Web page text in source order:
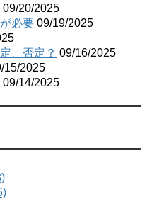
09/20/2025
必要 09/19/2025
、否定？ 09/16/2025
15/2025
09/14/2025